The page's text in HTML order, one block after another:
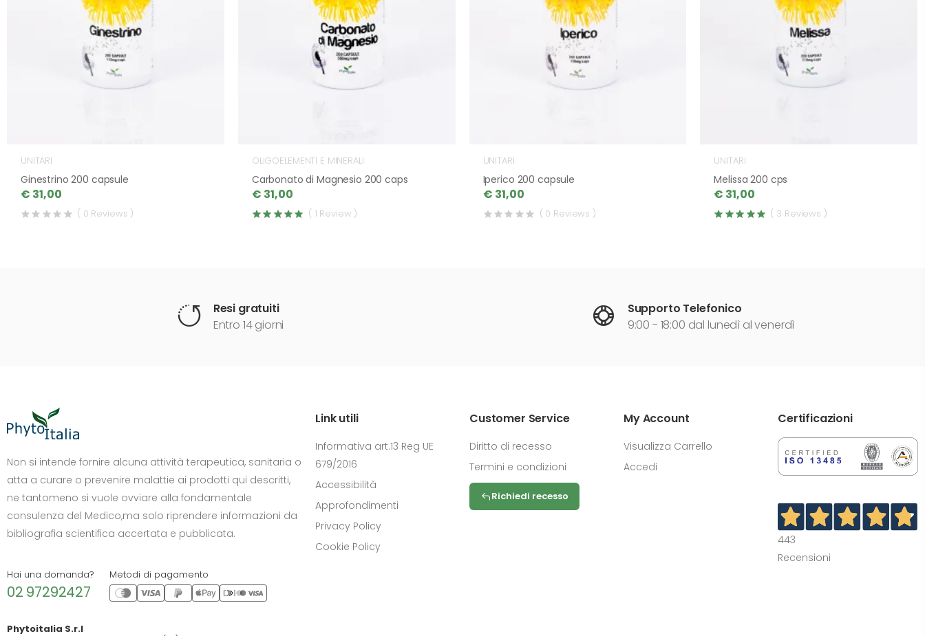
UNITARI
Ginestrino 200 capsule
€ 31,00
( 0 Reviews )
OLIGOELEMENTI E MINERALI
Carbonato di Magnesio 200 caps
€ 31,00
( 1 Review )
UNITARI
Iperico 200 capsule
€ 31,00
( 0 Reviews )
UNITARI
Melissa 200 cps
€ 31,00
( 3 Reviews )
Resi gratuiti
Entro 14 giorni
Supporto Telefonico
9:00 - 18:00 dal lunedì al venerdì
Non si intende fornire alcuna attività terapeutica, sanitaria o
atta a curare o prevenire malattie ai prodotti qui descritti,
ne tantomeno si vuole ovviare alla fondamentale
consulenza del Medico,ma solo riprendere informazioni da
bibliografia scientifica accertata e pubblicata.
Hai una domanda?
02 97292427
Metodi di pagamento
Phytoitalia S.r.l
Link utili
Informativa art.13 Reg UE
679/2016
Accessibilità
Approfondimenti
Privacy Policy
Cookie Policy
Customer Service
Diritto di recesso
Termini e condizioni
Richiedi recesso
My Account
Visualizza Carrello
Accedi
Certificazioni
443
Recensioni
DIMENSIONE TESTO
A- +0% A+
CONTRASTO
Standard Alto Scuro Chiaro
OPZIONI
Cursore grande Spaziatura testo
Stop animazioni